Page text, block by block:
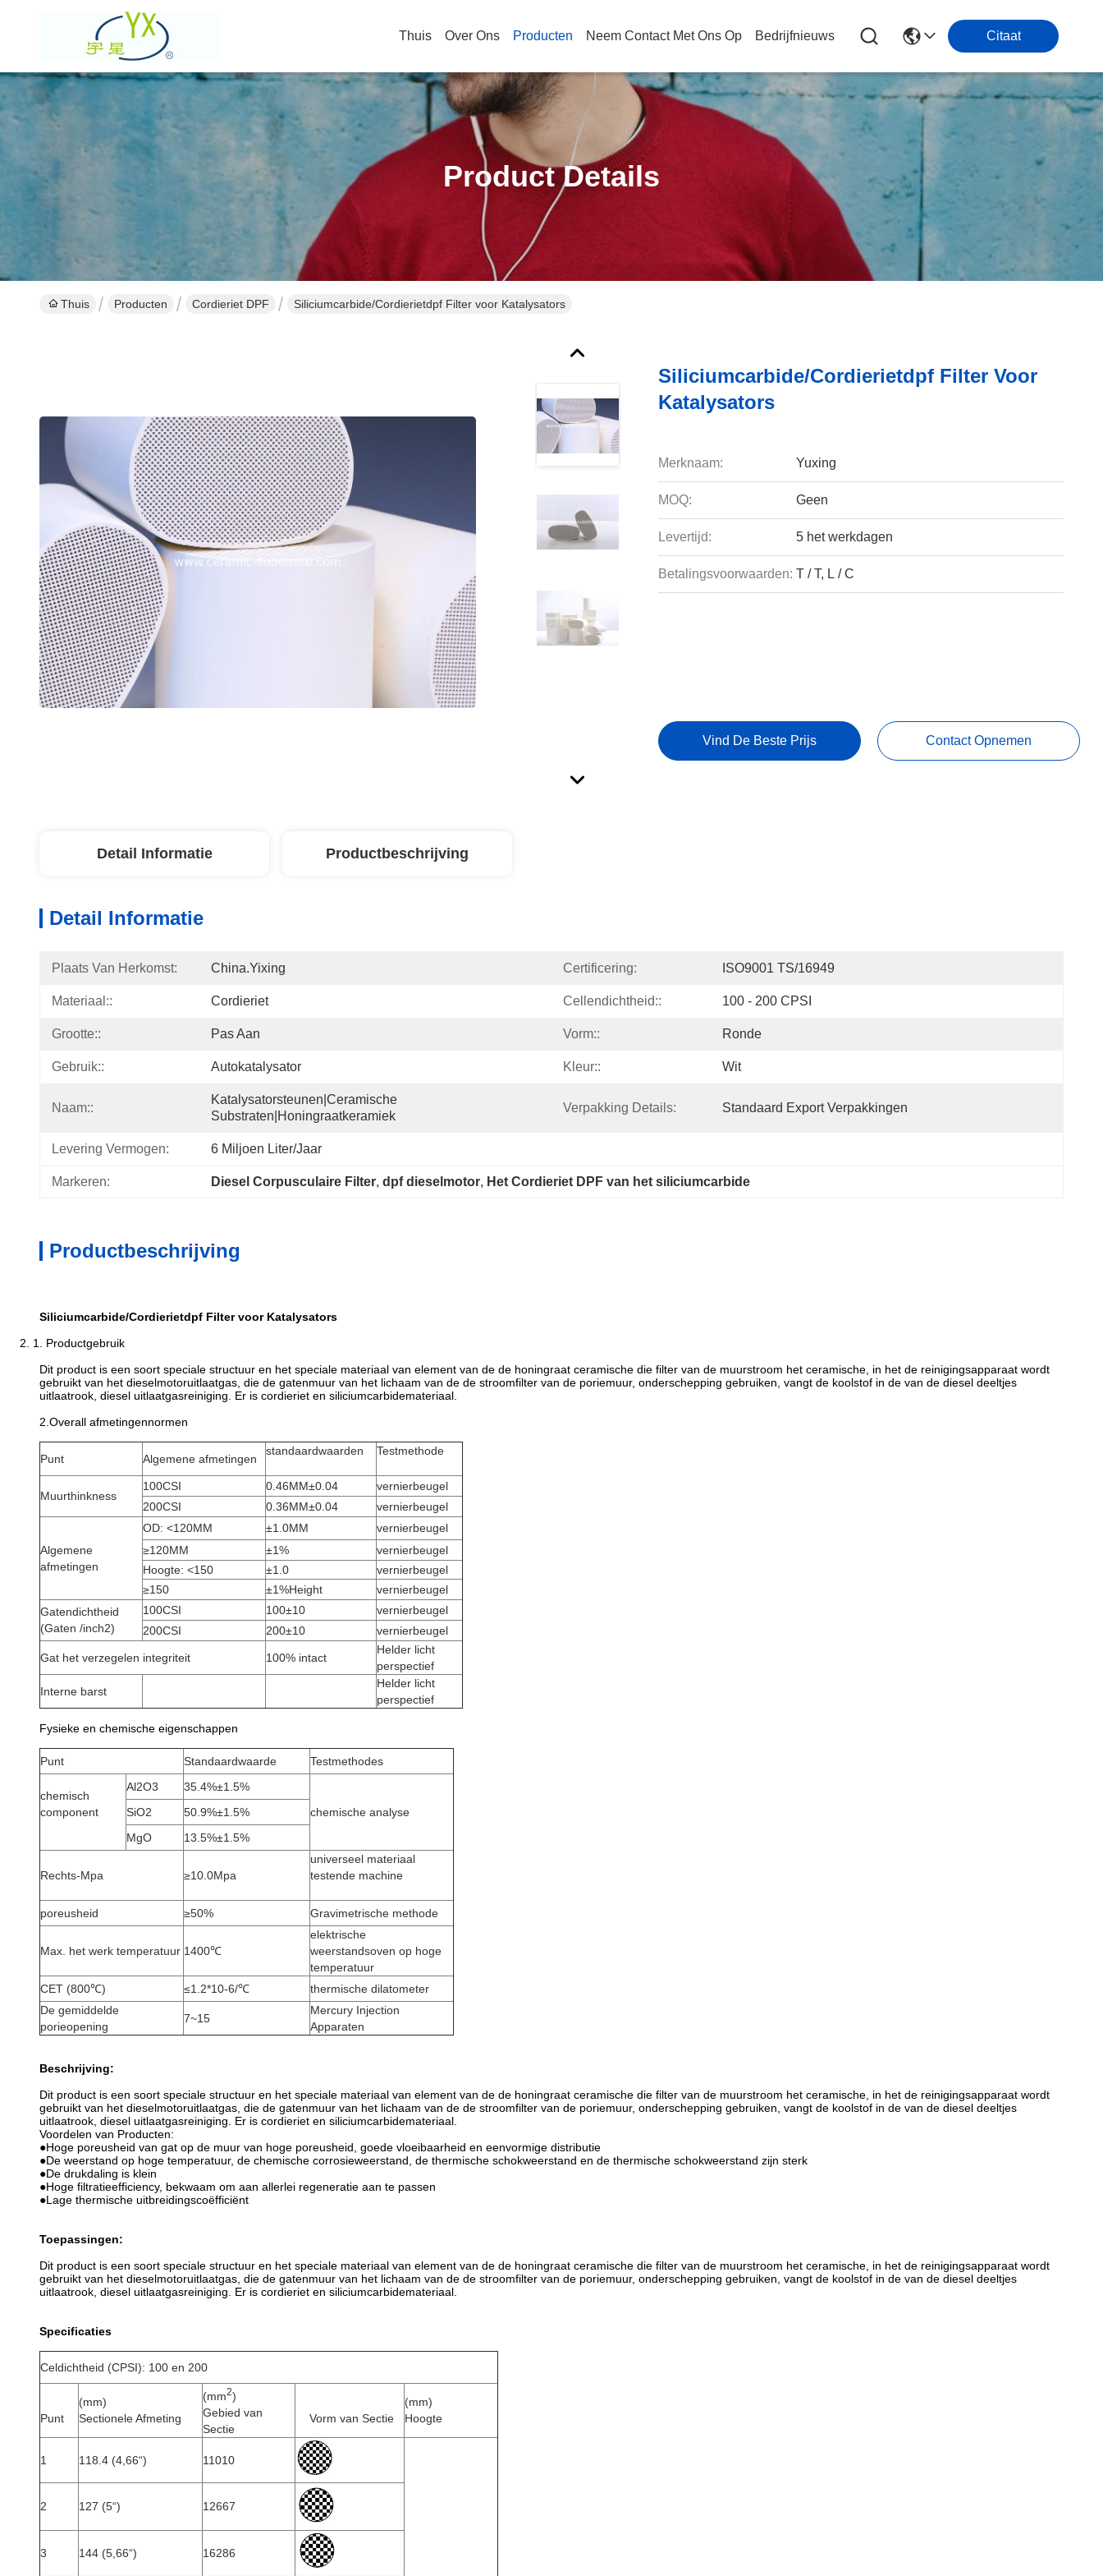
Thuis Over Ons Producten Neem Contact Met Ons Op Bedrijfnieuws Citaat
Product Details
Thuis Producten Cordieriet DPF Siliciumcarbide/Cordierietdpf Filter voor Katalysators
Siliciumcarbide/Cordierietdpf Filter Voor
Katalysators
Merknaam: Yuxing
MOQ: Geen
Levertijd: 5 het werkdagen
Betalingsvoorwaarden: T / T, L / C
Vind De Beste Prijs Contact Opnemen
Detail Informatie Productbeschrijving
Detail Informatie
Plaats Van Herkomst: China.Yixing Certificering: ISO9001 TS/16949
Materiaal:: Cordieriet Cellendichtheid:: 100 - 200 CPSI
Grootte:: Pas Aan Vorm:: Ronde
Gebruik:: Autokatalysator Kleur:: Wit
Naam::
Katalysatorsteunen|ceramische
Substraten|honingraatkeramiek
Verpakking Details: Standaard Export Verpakkingen
Levering Vermogen: 6 Miljoen Liter/jaar
Markeren: Diesel Corpusculaire Filter, dpf dieselmotor, Het Cordieriet DPF van het siliciumcarbide
Productbeschrijving
Siliciumcarbide/Cordierietdpf Filter voor Katalysators
2. 1. Productgebruik
Dit product is een soort speciale structuur en het speciale materiaal van element van de de honingraat ceramische die filter van de muurstroom het ceramische, in het de reinigingsapparaat wordt
gebruikt van het dieselmotoruitlaatgas, die de gatenmuur van het lichaam van de de stroomfilter van de poriemuur, onderschepping gebruiken, vangt de koolstof in de van de diesel deeltjes
uitlaatrook, diesel uitlaatgasreiniging. Er is cordieriet en siliciumcarbidemateriaal.
2.Overall afmetingennormen
Punt Algemene afmetingen
standaardwaarden Testmethode
Muurthinkness
100CSI 0.46MM±0.04
vernierbeugel
200CSI
0.36MM±0.04 vernierbeugel
Algemene
afmetingen
OD: <120MM ±1.0MM
vernierbeugel
≥120MM
±1%
vernierbeugel
Hoogte: <150
±1.0
vernierbeugel
≥150
±1%Height
vernierbeugel
Gatendichtheid
(Gaten /inch2)
100CSI 100±10
vernierbeugel
200CSI
200±10 vernierbeugel
Gat het verzegelen integriteit 100% intact
Helder licht
perspectief
Interne barst
Helder licht
perspectief
Fysieke en chemische eigenschappen
Punt Standaardwaarde Testmethodes
chemisch
component
Al2O3
35.4%±1.5%
chemische analyse
SiO2
50.9%±1.5%
MgO
13.5%±1.5%
Rechts-Mpa ≥10.0Mpa
universeel materiaal
testende machine
poreusheid ≥50% Gravimetrische methode
Max. het werk temperatuur 1400℃
elektrische
weerstandsoven op hoge
temperatuur
CET (800℃)
≤1.2*10-6/℃
thermische dilatometer
De gemiddelde
porieopening
7~15
Mercury Injection
Apparaten
Beschrijving:
Dit product is een soort speciale structuur en het speciale materiaal van element van de de honingraat ceramische die filter van de muurstroom het ceramische, in het de reinigingsapparaat wordt
gebruikt van het dieselmotoruitlaatgas, die de gatenmuur van het lichaam van de de stroomfilter van de poriemuur, onderschepping gebruiken, vangt de koolstof in de van de diesel deeltjes
uitlaatrook, diesel uitlaatgasreiniging. Er is cordieriet en siliciumcarbidemateriaal.
Voordelen van Producten:
●Hoge poreusheid van gat op de muur van hoge poreusheid, goede vloeibaarheid en eenvormige distributie
●De weerstand op hoge temperatuur, de chemische corrosieweerstand, de thermische schokweerstand en de thermische schokweerstand zijn sterk
●De drukdaling is klein
●Hoge filtratieefficiency, bekwaam om aan allerlei regeneratie aan te passen
●Lage thermische uitbreidingscoëfficiënt
Toepassingen:
Dit product is een soort speciale structuur en het speciale materiaal van element van de de honingraat ceramische die filter van de muurstroom het ceramische, in het de reinigingsapparaat wordt
gebruikt van het dieselmotoruitlaatgas, die de gatenmuur van het lichaam van de de stroomfilter van de poriemuur, onderschepping gebruiken, vangt de koolstof in de van de diesel deeltjes
uitlaatrook, diesel uitlaatgasreiniging. Er is cordieriet en siliciumcarbidemateriaal.
Specificaties
Celdichtheid (CPSI): 100 en 200
Punt
(mm)
Sectionele Afmeting
(mm2)
Gebied van
Sectie
Vorm van Sectie
(mm)
Hoogte
1 118.4 (4,66“) 11010
2 127 (5“) 12667
3 144 (5,66“) 16286